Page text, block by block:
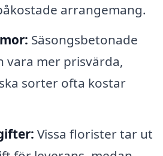
arrangemang.
Säsongsbetonade
vara mer prisvärda,
sorter ofta kostar
Vissa florister tar ut